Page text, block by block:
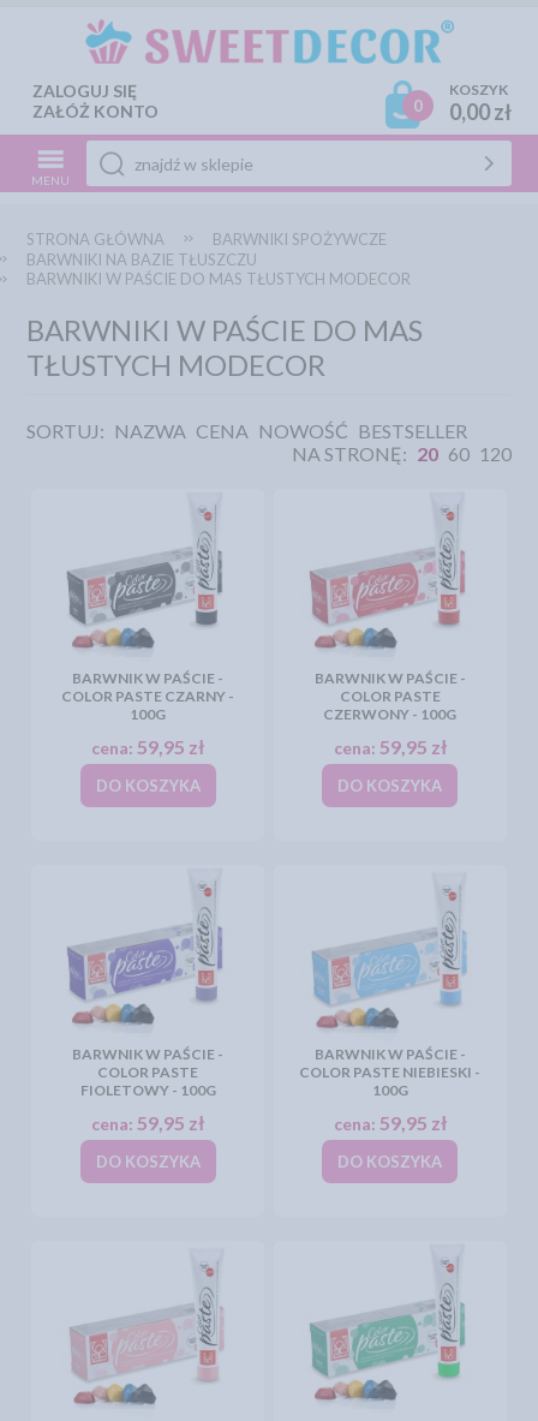
ZALOGUJ SIĘ
ZAŁÓŻ KONTO
0
KOSZYK
0,00 zł
MENU
STRONA GŁÓWNA
BARWNIKI SPOŻYWCZE
BARWNIKI NA BAZIE TŁUSZCZU
BARWNIKI W PAŚCIE DO MAS TŁUSTYCH MODECOR
BARWNIKI W PAŚCIE DO MAS
TŁUSTYCH MODECOR
SORTUJ: NAZWA CENA NOWOŚĆ BESTSELLER
NA STRONĘ: 20 60 120
BARWNIK W PAŚCIE -
COLOR PASTE CZARNY -
100G
cena:59,95 zł
DO KOSZYKA
BARWNIK W PAŚCIE -
COLOR PASTE
CZERWONY - 100G
cena: 59,95 zł
DO KOSZYKA
BARWNIK W PAŚCIE -
COLOR PASTE
FIOLETOWY - 100G
cena:59,95 zł
DO KOSZYKA
BARWNIK W PAŚCIE -
COLOR PASTE NIEBIESKI -
100G
cena: 59,95 zł
DO KOSZYKA